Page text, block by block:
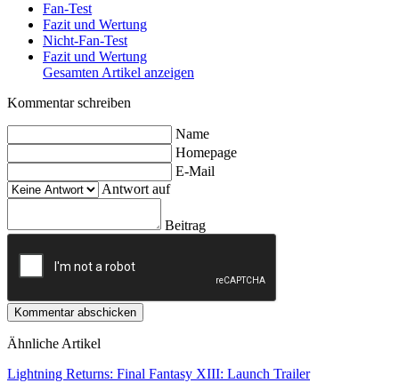
Fan-Test
Fazit und Wertung
Nicht-Fan-Test
Fazit und Wertung
Gesamten Artikel anzeigen
Kommentar schreiben
Name
Homepage
E-Mail
Antwort auf
Beitrag
Kommentar abschicken
Ähnliche Artikel
Lightning Returns: Final Fantasy XIII: Launch Trailer